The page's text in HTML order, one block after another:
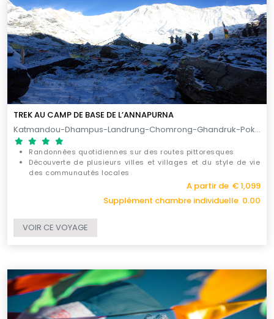
TREK AU CAMP DE BASE DE L’ANNAPURNA
Katmandou-Dhampus-Landrung-Chomrong-Ghandruk-Pokhara / 13 JOURS
Randonnées quotidiennes sur des routes pittoresques
Découverte de plusieurs villes et villages et du style de vie
des communautés locales
La beauté sauvage du Népal et des vues à couper le souffle
A partir de € 1,099
Supplément chambre individuelle 0.00
VOIR CE VOYAGE